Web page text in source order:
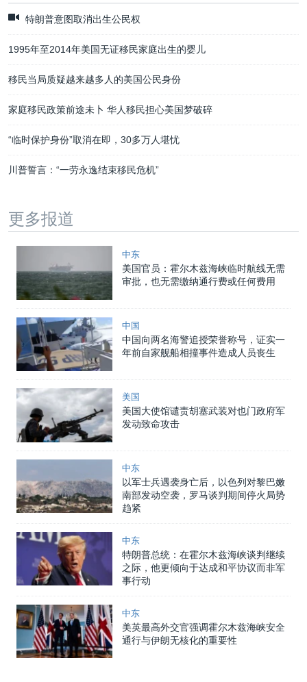
特朗普意图取消出生公民权
1995年至2014年美国无证移民家庭出生的婴儿
移民当局质疑越来越多人的美国公民身份
家庭移民政策前途未卜 华人移民担心美国梦破碎
“临时保护身份”取消在即，30多万人堪忧
川普誓言：“一劳永逸结束移民危机”
更多报道
中东
美国官员：霍尔木兹海峡临时航线无需
审批，也无需缴纳通行费或任何费用
中国
中国向两名海警追授荣誉称号，证实一
年前自家舰船相撞事件造成人员丧生
美国
美国大使馆谴责胡塞武装对也门政府军
发动致命攻击
中东
以军士兵遇袭身亡后，以色列对黎巴嫩
南部发动空袭，罗马谈判期间停火局势
趋紧
中东
特朗普总统：在霍尔木兹海峡谈判继续
之际，他更倾向于达成和平协议而非军
事行动
中东
美英最高外交官强调霍尔木兹海峡安全
通行与伊朗无核化的重要性